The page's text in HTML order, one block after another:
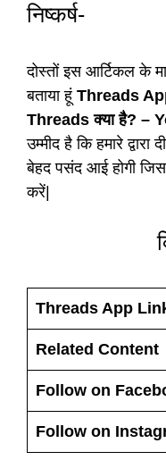
निष्कर्ष-
दोस्तों इस आर्टिकल के
बताया हूं Threads
Threads क्या है? –
उम्मीद है कि हमारे
बेहद पसंद आई होगी
करें|
Threads App
Related Content
Follow on
Follow on